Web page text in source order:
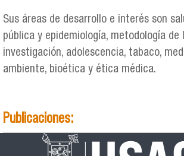
Sus áreas de desarrollo e interés son
pública y epidemiología, metodología de
investigación, adolescencia, tabaco,
ambiente, bioética y ética médica.
Publicaciones: